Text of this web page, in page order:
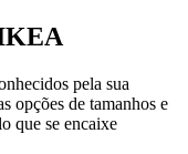
pela sua
opções de tamanhos e
que se encaixe